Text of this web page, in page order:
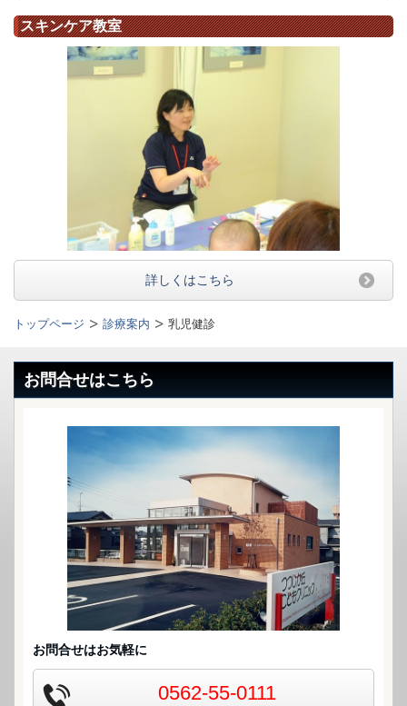
スキンケア教室
詳しくはこちら
トップページ 診療案内 乳児健診
お問合せはこちら
お問合せはお気軽に
0562-55-0111